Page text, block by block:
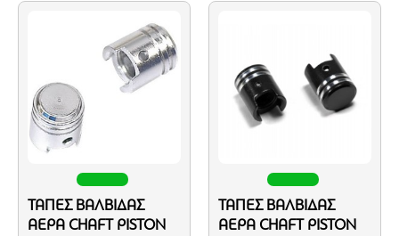
ΤΆΠΕΣ ΒΑΛΒΊΔΑΣ
ΑΈΡΑ CHAFT PISTON
ΤΆΠΕΣ ΒΑΛΒΊΔΑΣ
ΑΈΡΑ CHAFT PISTON